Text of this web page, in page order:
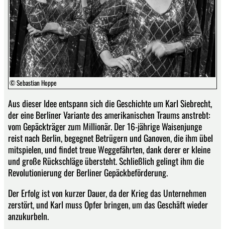
© Sebastian Hoppe
Aus dieser Idee entspann sich die Geschichte um Karl Siebrecht,
der eine Berliner Variante des amerikanischen Traums anstrebt:
vom Gepäckträger zum Millionär. Der 16-jährige Waisenjunge
reist nach Berlin, begegnet Betrügern und Ganoven, die ihm übel
mitspielen, und findet treue Weggefährten, dank derer er kleine
und große Rückschläge übersteht. Schließlich gelingt ihm die
Revolutionierung der Berliner Gepäckbeförderung.
Der Erfolg ist von kurzer Dauer, da der Krieg das Unternehmen
zerstört, und Karl muss Opfer bringen, um das Geschäft wieder
anzukurbeln.